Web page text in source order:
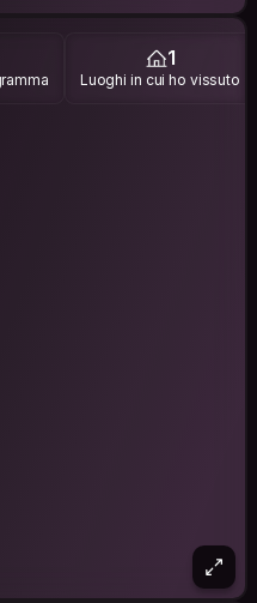
1
Luoghi in cui ho vissuto